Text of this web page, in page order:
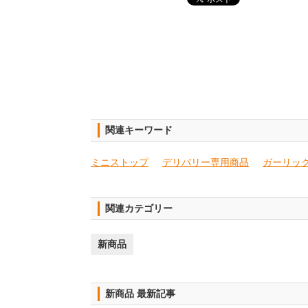
関連キーワード
ミニストップ デリバリー専用商品 ガーリッ
関連カテゴリー
新商品
新商品 最新記事